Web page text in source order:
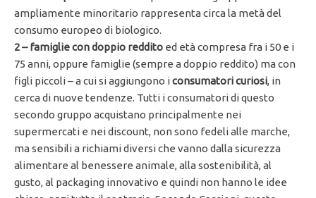
ampliamente minoritario rappresenta circa la metà del
consumo europeo di biologico.
2 – famiglie con doppio reddito ed età compresa fra i 50 e i
75 anni, oppure famiglie (sempre a doppio reddito) ma con
figli piccoli – a cui si aggiungono iconsumatori curiosi, in
cerca di nuove tendenze. Tutti i consumatori di questo
secondo gruppo acquistano principalmente nei
supermercati e nei discount, non sono fedeli alle marche,
ma sensibili a richiami diversi che vanno dalla sicurezza
alimentare al benessere animale, alla sostenibilità, al
gusto, al packaging innovativo e quindi non hanno le idee